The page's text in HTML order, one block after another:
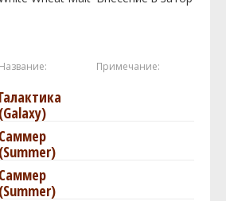
Название: Примечание:
Галактика
(Galaxy)
Саммер
(Summer)
Саммер
(Summer)